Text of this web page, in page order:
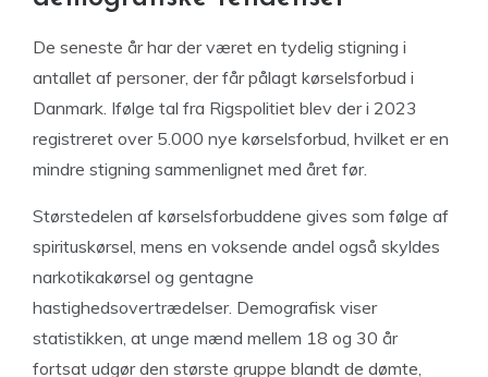
De seneste år har der været en tydelig stigning i
antallet af personer, der får pålagt kørselsforbud i
Danmark. Ifølge tal fra Rigspolitiet blev der i 2023
registreret over 5.000 nye kørselsforbud, hvilket er en
mindre stigning sammenlignet med året før.
Størstedelen af kørselsforbuddene gives som følge af
spirituskørsel, mens en voksende andel også skyldes
narkotikakørsel og gentagne
hastighedsovertrædelser. Demografisk viser
statistikken, at unge mænd mellem 18 og 30 år
fortsat udgør den største gruppe blandt de dømte,